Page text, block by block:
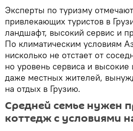
Эксперты по туризму
привлекающих туристов в
ландшафт, высокий сервис и
По климатическим условиям
нисколько не отстает от
но уровень сервиса и
даже местных жителей,
на отдых в Грузию.
Средней семье нужен
коттедж с условиями